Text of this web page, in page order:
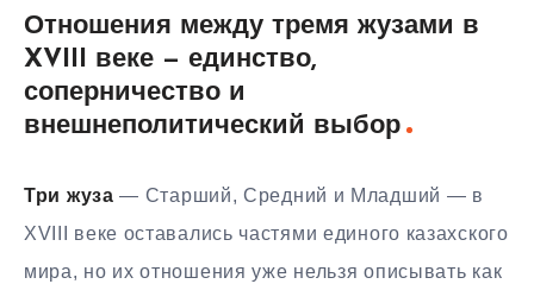
Отношения между тремя жузами в
XVIII веке — единство,
соперничество и
внешнеполитический выбор
Три жуза — Старший, Средний и Младший — в
XVIII веке оставались частями единого казахского
мира, но их отношения уже нельзя описывать как